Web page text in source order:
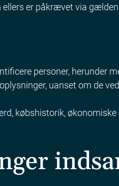
er påkrævet via
personer, herunder
uanset om de
købshistorik,